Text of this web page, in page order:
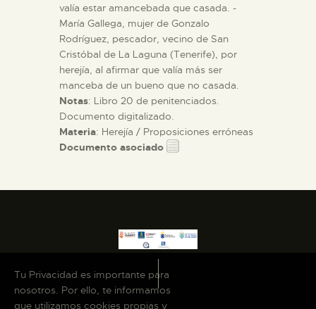
valía estar amancebada que casada. -
María Gallega, mujer de Gonzalo
Rodríguez, pescador, vecino de San
Cristóbal de La Laguna (Tenerife), por
herejía, al afirmar que valía más ser
manceba de un bueno que no casada.
Notas: Libro 20 de penitenciados.
Documento digitalizado.
Materia: Herejía / Proposiciones erróneas
Documento asociado
Tu Privacidad es importante para
nosotros. Por ello, te informamos
que utilizamos cookies propias y